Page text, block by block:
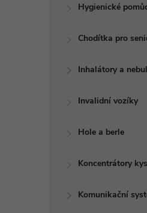
Hygienické
Chodítka pro
Inhalátory a
Invalidní vozíky
Hole a berle
Koncentrátory
Komunikační